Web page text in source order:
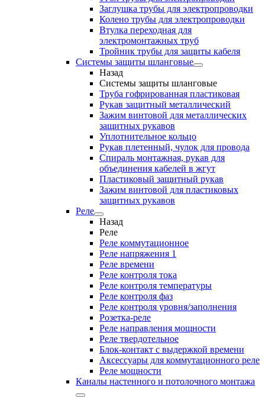
Заглушка трубы для электропроводки
Колено трубы для электропроводки
Втулка переходная для
электромонтажных труб
Тройник трубы для защиты кабеля
Системы защиты шланговые
Назад
Системы защиты шланговые
Труба гофрированная пластиковая
Рукав защитный металлический
Зажим винтовой для металлических
защитных рукавов
Уплотнительное кольцо
Рукав плетенный, чулок для провода
Спираль монтажная, рукав для
объединения кабелей в жгут
Пластиковый защитный рукав
Зажим винтовой для пластиковых
защитных рукавов
Реле
Назад
Реле
Реле коммутационное
Реле напряжения 1
Реле времени
Реле контроля тока
Реле контроля температуры
Реле контроля фаз
Реле контроля уровня/заполнения
Розетка-реле
Реле направления мощности
Реле твердотельное
Блок-контакт с выдержкой времени
Аксессуары для коммутационного реле
Реле мощности
Каналы настенного и потолочного монтажа